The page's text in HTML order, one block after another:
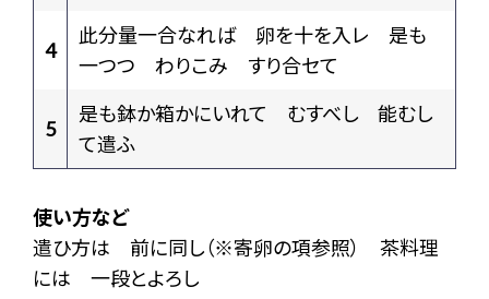
4
此分量一合なれば 卵を十を入レ 是も
一つつ わりこみ すり合セて
5
是も鉢か箱かにいれて むすべし 能むし
て遣ふ
使い方など
遣ひ方は 前に同し（※寄卵の項参照） 茶料理
には 一段とよろし